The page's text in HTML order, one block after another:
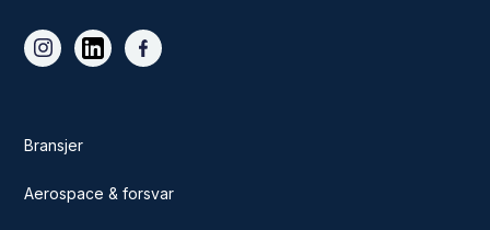
Bransjer
Aerospace & forsvar